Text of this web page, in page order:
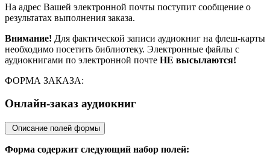
На адрес Вашей электронной почты поступит сообщение о
результатах выполнения заказа.
Внимание! Для фактической записи аудиокниг на флеш-карты
необходимо посетить библиотеку. Электронные файлы с
аудиокнигами по электронной почте НЕ высылаются!
ФОРМА ЗАКАЗА:
Онлайн-заказ аудиокниг
Описание полей формы
Форма содержит следующий набор полей: